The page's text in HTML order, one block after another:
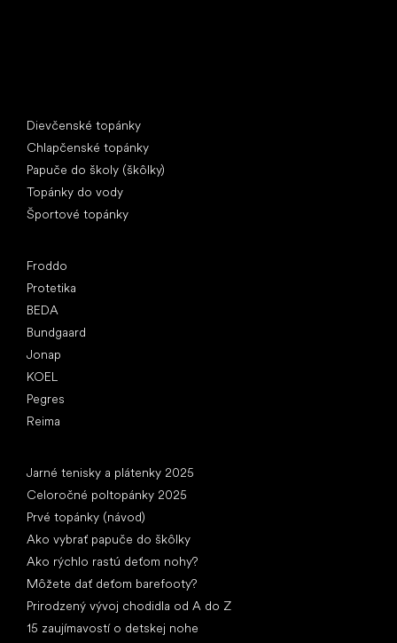
Dievčenské topánky
Chlapčenské topánky
Papuče do školy (škôlky)
Topánky do vody
Športové topánky
Froddo
Protetika
BEDA
Bundgaard
Jonap
KOEL
Pegres
Reima
Jarné tenisky a plátenky 2025
Celoročné poltopánky 2025
Prvé topánky (návod)
Ako vybrať papuče do škôlky
Ako rýchlo rastú deťom nohy?
Môžete dať deťom barefooty?
Prirodzený vývoj chodidla od A do Z
15 zaujímavostí o detskej nohe